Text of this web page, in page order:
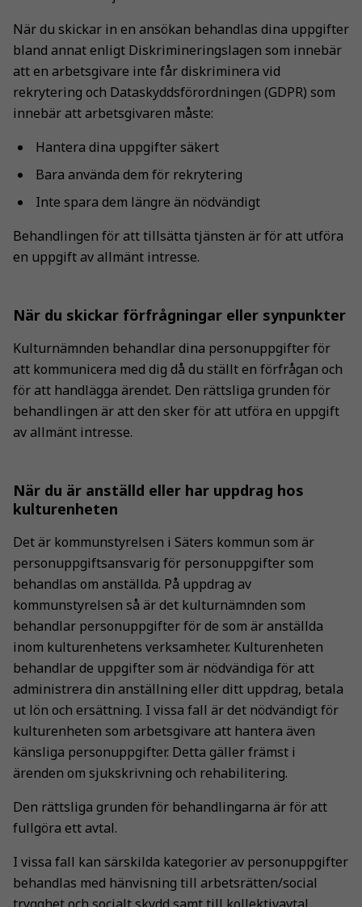
När du skickar in en ansökan behandlas dina uppgifter
bland annat enligt Diskrimineringslagen som innebär
att en arbetsgivare inte får diskriminera vid
rekrytering och Dataskyddsförordningen (GDPR) som
innebär att arbetsgivaren måste:
Hantera dina uppgifter säkert
Bara använda dem för rekrytering
Inte spara dem längre än nödvändigt
Behandlingen för att tillsätta tjänsten är för att utföra
en uppgift av allmänt intresse.
När du skickar förfrågningar eller synpunkter
Kulturnämnden behandlar dina personuppgifter för
att kommunicera med dig då du ställt en förfrågan och
för att handlägga ärendet. Den rättsliga grunden för
behandlingen är att den sker för att utföra en uppgift
av allmänt intresse.
När du är anställd eller har uppdrag hos
kulturenheten
Det är kommunstyrelsen i Säters kommun som är
personuppgiftsansvarig för personuppgifter som
behandlas om anställda. På uppdrag av
kommunstyrelsen så är det kulturnämnden som
behandlar personuppgifter för de som är anställda
inom kulturenhetens verksamheter. Kulturenheten
behandlar de uppgifter som är nödvändiga för att
administrera din anställning eller ditt uppdrag, betala
ut lön och ersättning. I vissa fall är det nödvändigt för
kulturenheten som arbetsgivare att hantera även
känsliga personuppgifter. Detta gäller främst i
ärenden om sjukskrivning och rehabilitering.
Den rättsliga grunden för behandlingarna är för att
fullgöra ett avtal.
I vissa fall kan särskilda kategorier av personuppgifter
behandlas med hänvisning till arbetsrätten/social
du nekar de
här kakorna
kommer viss
att försvinna
från
Genom att dela
med dig av dina
intressen och ditt
personligt
och erbjudanden.